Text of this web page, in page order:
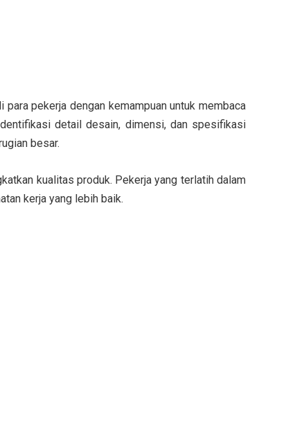
pekerja dengan kemampuan untuk membaca
detail desain, dimensi, dan spesifikasi
besar.
kualitas produk. Pekerja yang terlatih dalam
kerja yang lebih baik.